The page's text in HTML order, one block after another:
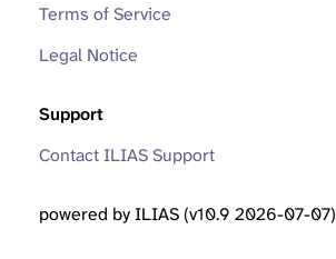
Terms of Service
Legal Notice
Support
Contact ILIAS Support
powered by ILIAS (v10.9 2026-07-07)